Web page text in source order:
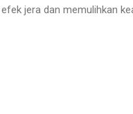
jera dan memulihkan